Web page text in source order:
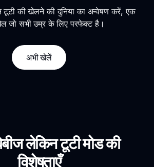
टूटी की खेलने की दुनिया का अन्वेषण करें, एक
जो सभी उम्र के लिए परफेक्ट है।
अभी खेलें
लेकिन टूटी मोड की
विशेषताएँ